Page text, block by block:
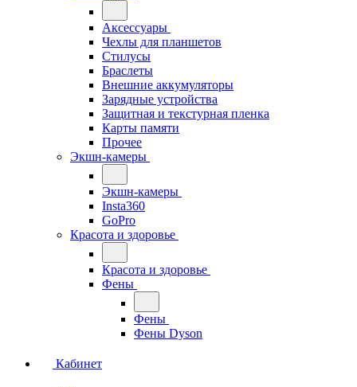
Аксессуары
Чехлы для планшетов
Стилусы
Браслеты
Внешние аккумуляторы
Зарядные устройства
Защитная и текстурная пленка
Карты памяти
Прочее
Экшн-камеры
Экшн-камеры
Insta360
GoPro
Красота и здоровье
Красота и здоровье
Фены
Фены
Фены Dyson
Кабинет